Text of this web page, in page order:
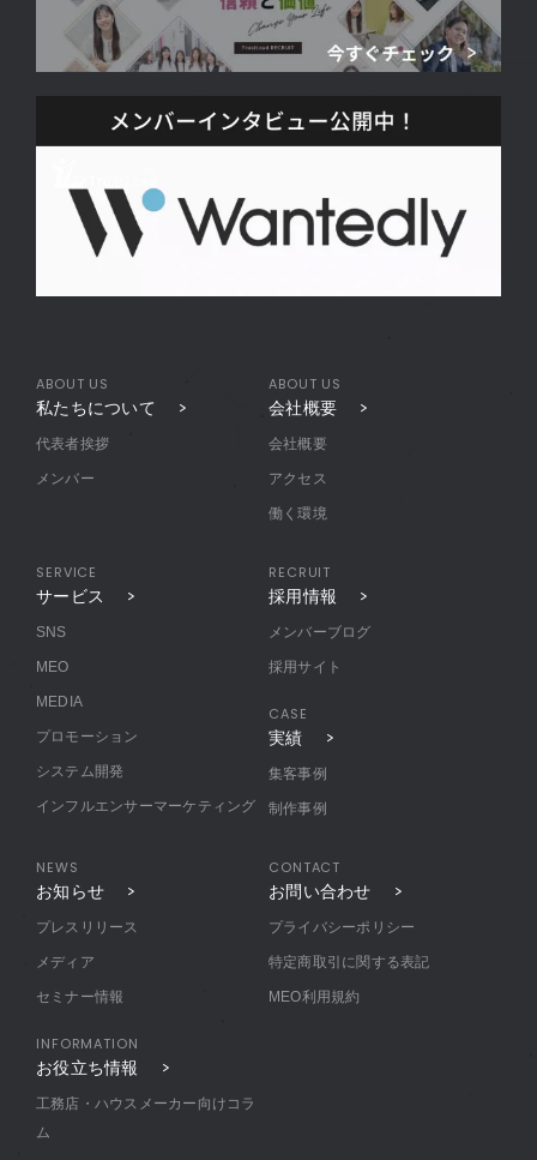
ABOUT US
私たちについて
代表者挨拶
メンバー
ABOUT US
会社概要
会社概要
アクセス
働く環境
SERVICE
サービス
SNS
MEO
MEDIA
プロモーション
システム開発
インフルエンサーマーケティング
RECRUIT
採用情報
メンバーブログ
採用サイト
CASE
実績
集客事例
制作事例
NEWS
お知らせ
プレスリリース
メディア
セミナー情報
INFORMATION
お役立ち情報
工務店・ハウスメーカー向けコラ
ム
CONTACT
お問い合わせ
プライバシーポリシー
特定商取引に関する表記
MEO利用規約